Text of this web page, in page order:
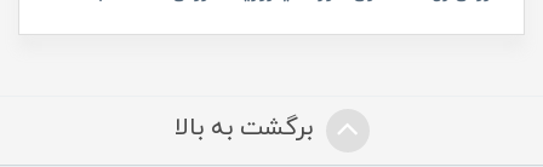
برگشت به بالا